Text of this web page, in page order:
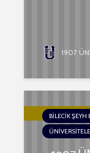
1907
BİLECİK ŞEYH